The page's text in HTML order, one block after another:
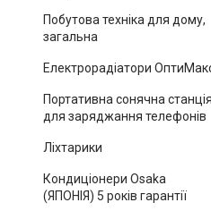
Побутова техніка для дому,
загальна
Електрорадіатори
Портативна сонячна станція
для заряджання телефонів
Ліхтарики
Кондиціонери Osaka
(ЯПОНІЯ) 5 років гарантії